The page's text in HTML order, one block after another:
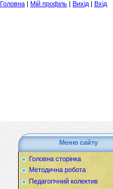
Головна | Мій профіль | Вихід | Вхід
Меню сайту
Головна сторінка
Методична робота
Педагогічний колектив